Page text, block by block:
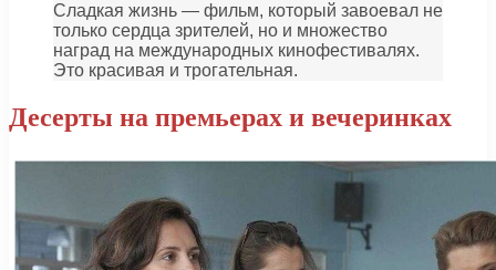
Сладкая жизнь — фильм, который завоевал не
только сердца зрителей, но и множество
наград на международных кинофестивалях.
Это красивая и трогательная.
Десерты на премьерах и вечеринках